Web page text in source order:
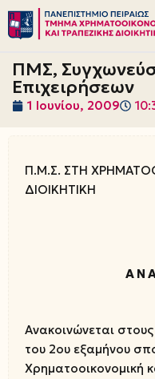
Μεταπηδήστε
στο
περιεχόμενο
ΠΜΣ,
Επιχειρήσεων
1 Ιουνίου, 2009
Π.Μ.Σ. ΣΤΗ
ΔΙΟΙΚΗΤΙΚΗ
Α Ν
Ανακοινώνεται
του 2ου εξαμήνου
Χρηματοοικονομική